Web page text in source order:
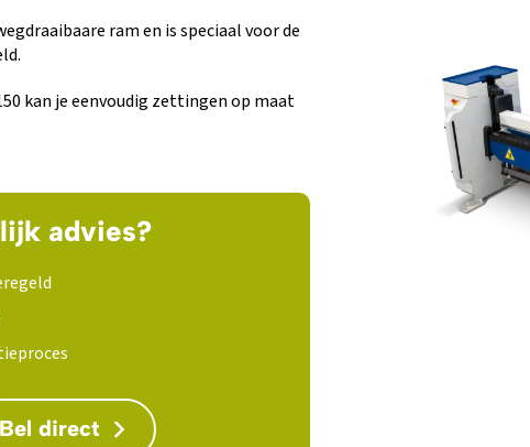
ram en is speciaal voor de
kan je eenvoudig zettingen op maat
advies?
Bel direct